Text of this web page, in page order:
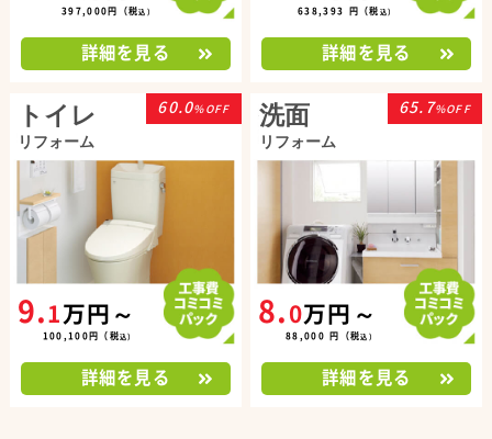
39 7 ,0 00円 （税込 ）
詳細を見る
63 8 ,3 93 円 （税 込）
詳細を見る
60.0%OFF
トイレ
リフォーム
9. 1 万円～
100 ,10 0 円 （ 税込）
詳細を見る
65.7%OFF
洗面
リフォーム
8. 0万円～
88 ,00 0 円 （ 税込 ）
詳細を見る